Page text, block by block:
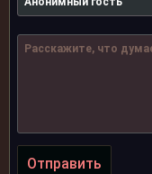
Отправить